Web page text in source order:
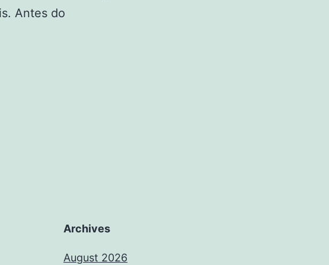
Antes do
Archives
August 2026